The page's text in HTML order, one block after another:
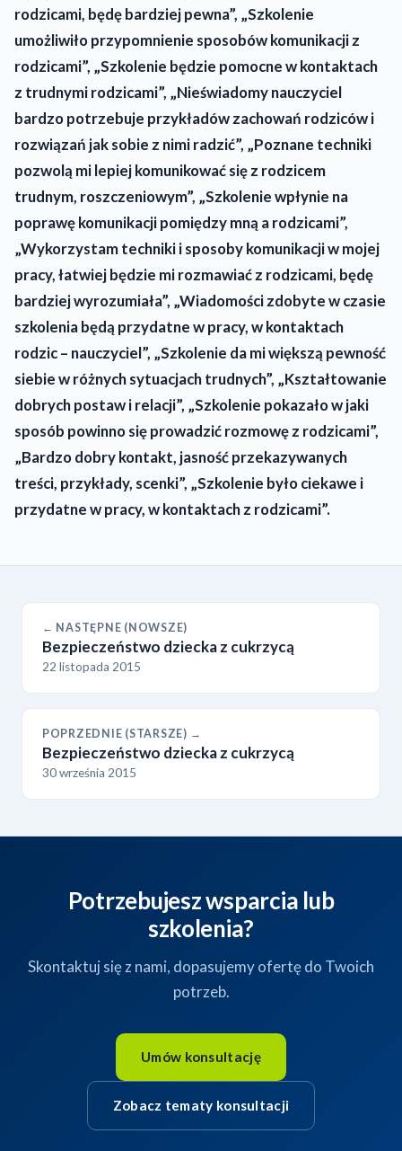
rodzicami, będę bardziej pewna”, „Szkolenie
umożliwiło przypomnienie sposobów komunikacji z
rodzicami”, „Szkolenie będzie pomocne w kontaktach
z trudnymi rodzicami”, „Nieświadomy nauczyciel
bardzo potrzebuje przykładów zachowań rodziców i
rozwiązań jak sobie z nimi radzić”, „Poznane techniki
pozwolą mi lepiej komunikować się z rodzicem
trudnym, roszczeniowym”, „Szkolenie wpłynie na
poprawę komunikacji pomiędzy mną a rodzicami”,
„Wykorzystam techniki i sposoby komunikacji w mojej
pracy, łatwiej będzie mi rozmawiać z rodzicami, będę
bardziej wyrozumiała”, „Wiadomości zdobyte w czasie
szkolenia będą przydatne w pracy, w kontaktach
rodzic – nauczyciel”, „Szkolenie da mi większą pewność
siebie w różnych sytuacjach trudnych”, „Kształtowanie
dobrych postaw i relacji”, „Szkolenie pokazało w jaki
sposób powinno się prowadzić rozmowę z rodzicami”,
„Bardzo dobry kontakt, jasność przekazywanych
treści, przykłady, scenki”, „Szkolenie było ciekawe i
przydatne w pracy, w kontaktach z rodzicami”.
← NASTĘPNE (NOWSZE)
Bezpieczeństwo dziecka z cukrzycą
22 listopada 2015
POPRZEDNIE (STARSZE) →
Bezpieczeństwo dziecka z cukrzycą
30 września 2015
Potrzebujesz wsparcia lub
szkolenia?
Skontaktuj się z nami, dopasujemy ofertę do Twoich
potrzeb.
Umów konsultację
Zobacz tematy konsultacji